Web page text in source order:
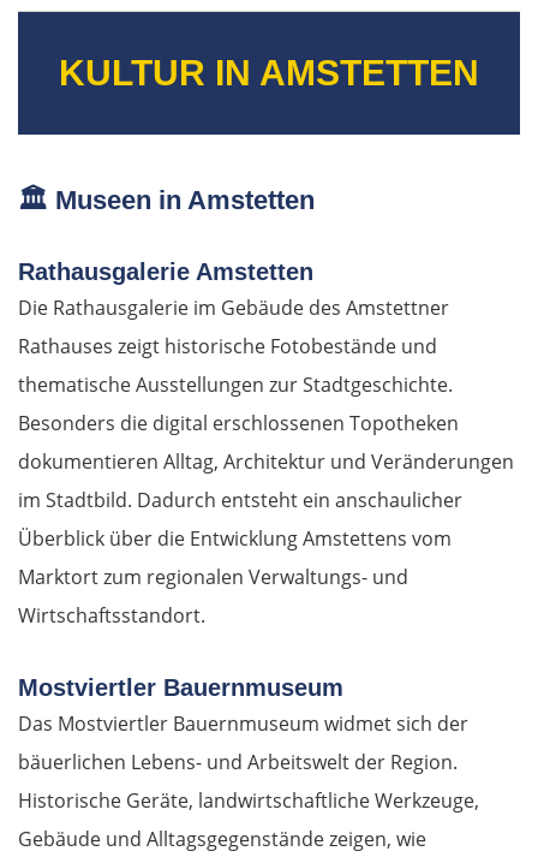
KULTUR IN AMSTETTEN
🏛️ Museen in Amstetten
Rathausgalerie Amstetten
Die Rathausgalerie im Gebäude des Amstettner
Rathauses zeigt historische Fotobestände und
thematische Ausstellungen zur Stadtgeschichte.
Besonders die digital erschlossenen Topotheken
dokumentieren Alltag, Architektur und Veränderungen
im Stadtbild. Dadurch entsteht ein anschaulicher
Überblick über die Entwicklung Amstettens vom
Marktort zum regionalen Verwaltungs- und
Wirtschaftsstandort.
Mostviertler Bauernmuseum
Das Mostviertler Bauernmuseum widmet sich der
bäuerlichen Lebens- und Arbeitswelt der Region.
Historische Geräte, landwirtschaftliche Werkzeuge,
Gebäude und Alltagsgegenstände zeigen, wie